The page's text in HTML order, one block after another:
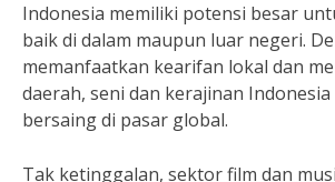
Indonesia memiliki potensi besar
baik di dalam maupun luar negeri.
memanfaatkan kearifan lokal dan
daerah, seni dan kerajinan
bersaing di pasar global.
Tak ketinggalan, sektor film dan